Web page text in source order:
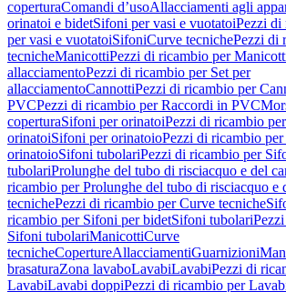
coperturaComandi d’usoAllacciamenti agli
orinatoi e bidetSifoni per vasi e vuotatoiPezzi di
per vasi e vuotatoiSifoniCurve tecnichePezzi di
tecnicheManicottiPezzi di ricambio per
allacciamentoPezzi di ricambio per Set per
allacciamentoCannottiPezzi di ricambio per
PVCPezzi di ricambio per Raccordi in PVC
coperturaSifoni per orinatoiPezzi di ricambio
orinatoiSifoni per orinatoioPezzi di ricambio
orinatoioSifoni tubolariPezzi di ricambio per
tubolariProlunghe del tubo di risciacquo e del
ricambio per Prolunghe del tubo di risciacquo e
tecnichePezzi di ricambio per Curve tecniche
ricambio per Sifoni per bidetSifoni tubolari
Sifoni tubolariManicottiCurve
tecnicheCopertureAllacciamentiGuarnizioni
brasaturaZona lavaboLavabiLavabiPezzi di
LavabiLavabi doppiPezzi di ricambio per